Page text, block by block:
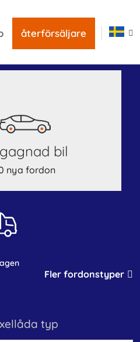
återförsäljare
bil
nya fordon
Fler fordonstyper
typ